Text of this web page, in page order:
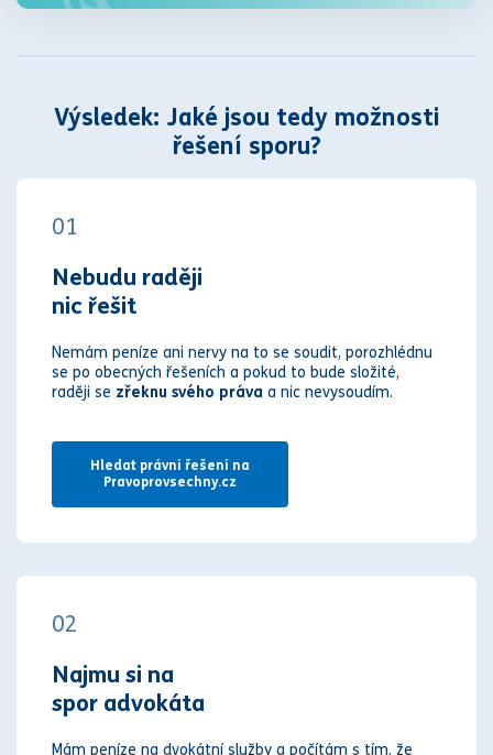
Výsledek: Jaké jsou tedy možnosti
řešení sporu?
01
Nebudu raději
nic řešit
Nemám peníze ani nervy na to se soudit, porozhlédnu
se po obecných řešeních a pokud to bude složité,
raději se zřeknu svého práva a nic nevysoudím.
Hledat právní řešení na
Pravoprovsechny.cz
02
Najmu si na
spor advokáta
Mám peníze na dvokátní služby a počítám s tím, že